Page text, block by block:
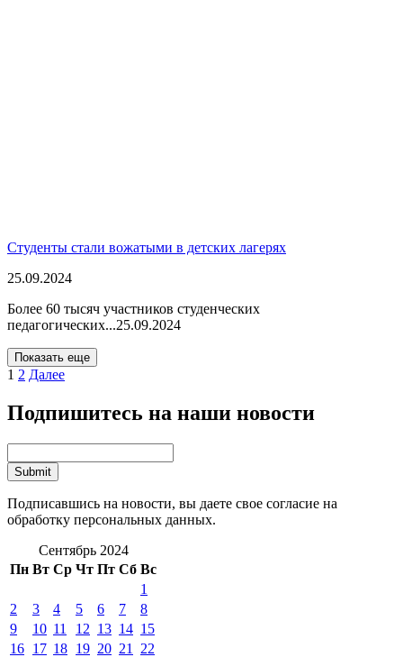
Студенты стали вожатыми в детских лагерях
25.09.2024
Более 60 тысяч участников студенческих
педагогических...25.09.2024
Показать еще
1 2 Далее
Подпишитесь на наши новости
Подписавшись на новости, вы даете свое согласие на
обработку персональных данных.
Сентябрь 2024
Пн Вт Ср Чт Пт Сб Вс
1
2
3 4 5 6 7
8
9
10 11 12 13 14 15
16 17 18 19 20 21
22